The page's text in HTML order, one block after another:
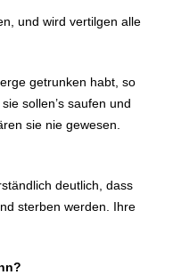
und wird vertilgen alle
getrunken habt, so
sollen’s saufen und
sie nie gewesen.
deutlich, dass
sterben werden. Ihre